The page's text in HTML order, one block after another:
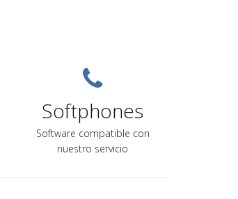
Softphones
Software compatible con
nuestro servicio